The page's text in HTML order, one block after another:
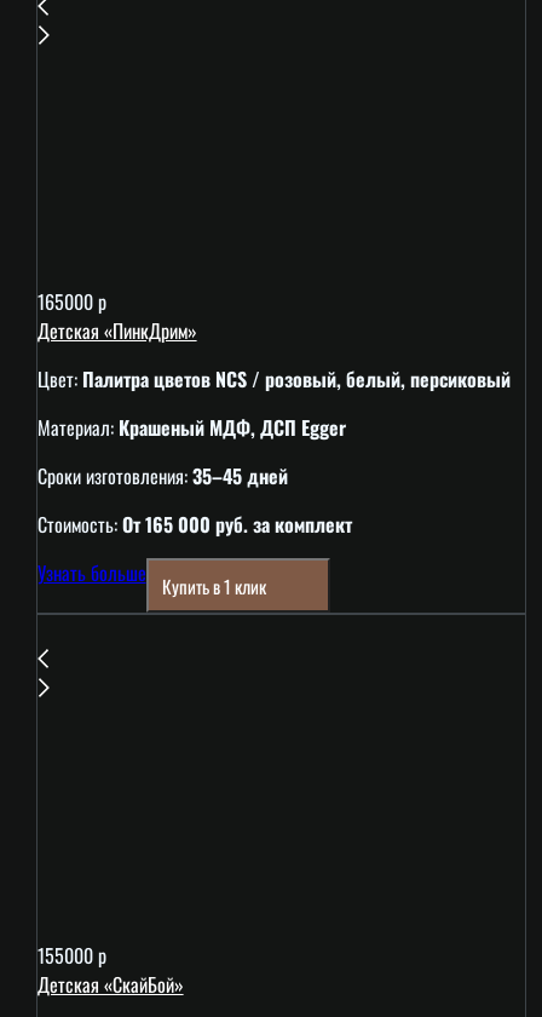
165000 р
Детская «ПинкДрим»
Цвет: Палитра цветов NCS / розовый, белый, персиковый
Материал: Крашеный МДФ, ДСП Egger
Сроки изготовления:35–45 дней
Стоимость:От 165 000 руб. за комплект
Узнать больше
Купить в 1 клик
155000 р
Детская «СкайБой»